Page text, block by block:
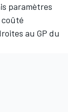
paramètres
coûté
au GP du